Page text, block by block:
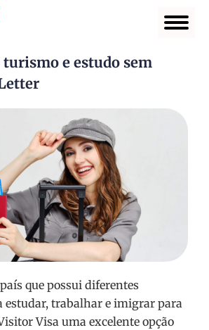
e estudo sem
que possui diferentes
estudar, trabalhar e imigrar para
Visa uma excelente opção